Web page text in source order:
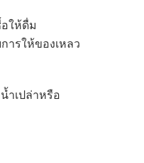
ให้ดื่ม
ารให้ของเหลว
ำเปล่าหรือ